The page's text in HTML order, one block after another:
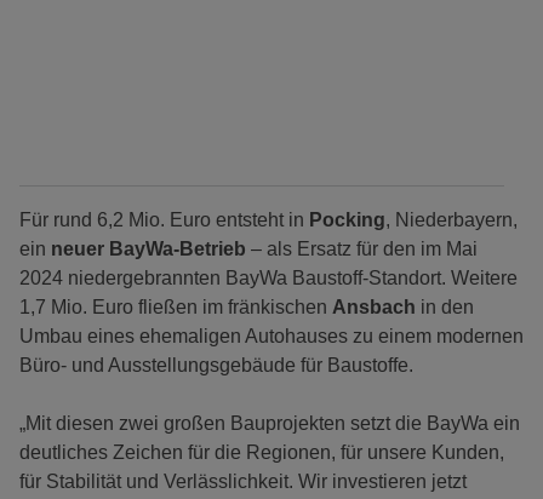
Für rund 6,2 Mio. Euro entsteht in Pocking, Niederbayern,
ein neuer BayWa-Betrieb – als Ersatz für den im Mai
2024 niedergebrannten BayWa Baustoff-Standort. Weitere
1,7 Mio. Euro fließen im fränkischen Ansbach in den
Umbau eines ehemaligen Autohauses zu einem modernen
Büro- und Ausstellungsgebäude für Baustoffe.
„Mit diesen zwei großen Bauprojekten setzt die BayWa ein
deutliches Zeichen für die Regionen, für unsere Kunden,
für Stabilität und Verlässlichkeit. Wir investieren jetzt